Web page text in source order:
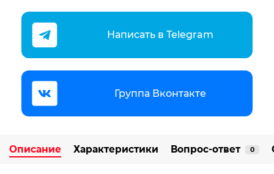
Написать в Telegram
Группа Вконтакте
Описание Характеристики Вопрос-ответ 0